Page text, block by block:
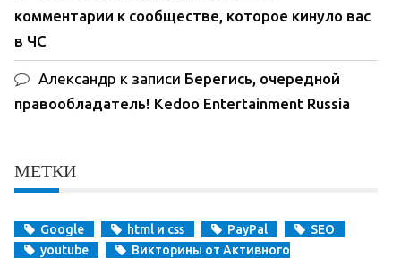
комментарии к сообществе, которое кинуло вас
в ЧС
Александр к записи Берегись, очередной
правообладатель! Kedoo Entertainment Russia
МЕТКИ
Google html и css PayPal
SEO
youtube
Викторины от Активного